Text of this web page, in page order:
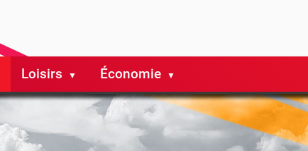
Loisirs Économie